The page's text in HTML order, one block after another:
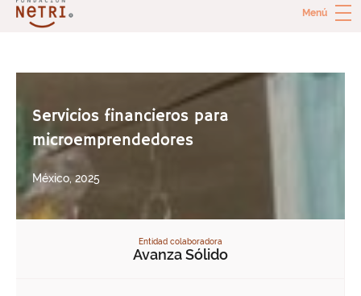
Skip
Menú
Servicios financieros para
microemprendedores
México, 2025
Entidad colaboradora
Avanza Sólido